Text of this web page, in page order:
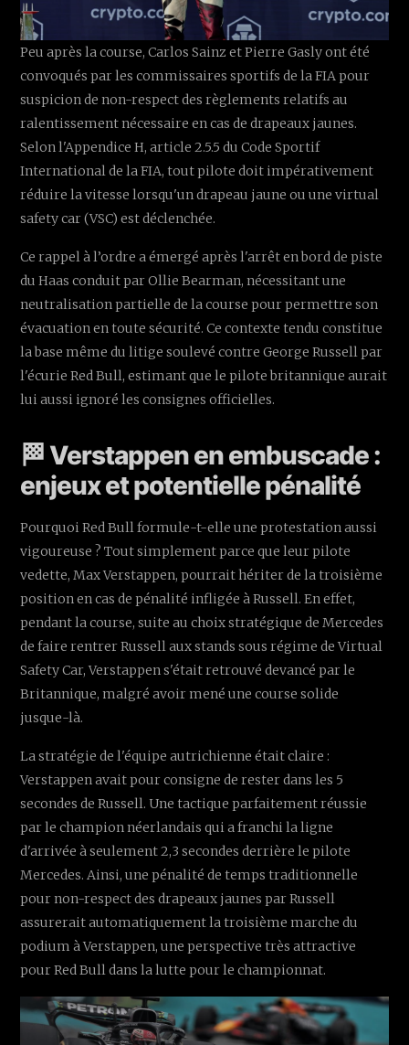
Peu après la course, Carlos Sainz et Pierre Gasly ont été
convoqués par les commissaires sportifs de la FIA pour
suspicion de non-respect des règlements relatifs au
ralentissement nécessaire en cas de drapeaux jaunes.
Selon l'Appendice H, article 2.5.5 du Code Sportif
International de la FIA, tout pilote doit impérativement
réduire la vitesse lorsqu'un drapeau jaune ou une virtual
safety car (VSC) est déclenchée.
Ce rappel à l’ordre a émergé après l'arrêt en bord de piste
du Haas conduit par Ollie Bearman, nécessitant une
neutralisation partielle de la course pour permettre son
évacuation en toute sécurité. Ce contexte tendu constitue
la base même du litige soulevé contre George Russell par
l'écurie Red Bull, estimant que le pilote britannique aurait
lui aussi ignoré les consignes officielles.
🏁 Verstappen en embuscade :
enjeux et potentielle pénalité
Pourquoi Red Bull formule-t-elle une protestation aussi
vigoureuse ? Tout simplement parce que leur pilote
vedette, Max Verstappen, pourrait hériter de la troisième
position en cas de pénalité infligée à Russell. En effet,
pendant la course, suite au choix stratégique de Mercedes
de faire rentrer Russell aux stands sous régime de Virtual
Safety Car, Verstappen s'était retrouvé devancé par le
Britannique, malgré avoir mené une course solide
jusque-là.
La stratégie de l'équipe autrichienne était claire :
Verstappen avait pour consigne de rester dans les 5
secondes de Russell. Une tactique parfaitement réussie
par le champion néerlandais qui a franchi la ligne
d'arrivée à seulement 2,3 secondes derrière le pilote
Mercedes. Ainsi, une pénalité de temps traditionnelle
pour non-respect des drapeaux jaunes par Russell
assurerait automatiquement la troisième marche du
podium à Verstappen, une perspective très attractive
pour Red Bull dans la lutte pour le championnat.